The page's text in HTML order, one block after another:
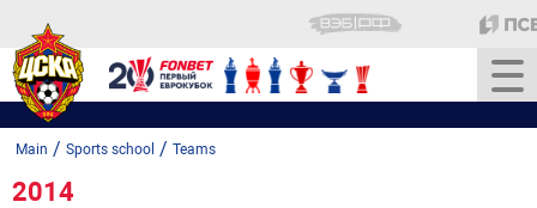
Main / Sports school / Teams
2014